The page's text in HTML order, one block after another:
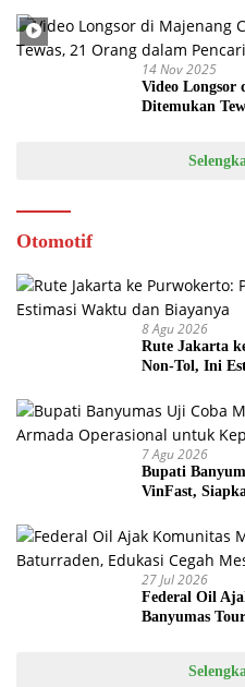
14 Nov 2025
Video Longsor
Ditemukan
Otomotif
8 Agu 2026
Rute Jakarta
Non-Tol, Ini
7 Agu 2026
Bupati
VinFast,
27 Jul 2026
Federal Oil
Banyumas